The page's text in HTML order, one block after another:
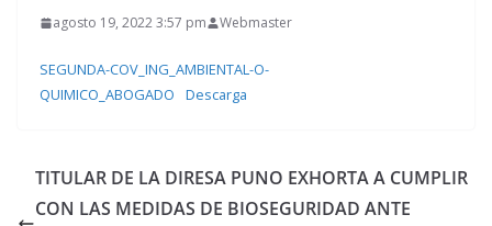
agosto 19, 2022 3:57 pm Webmaster
SEGUNDA-COV_ING_AMBIENTAL-O-
QUIMICO_ABOGADO
Descarga
TITULAR DE LA DIRESA PUNO EXHORTA A CUMPLIR
CON LAS MEDIDAS DE BIOSEGURIDAD ANTE